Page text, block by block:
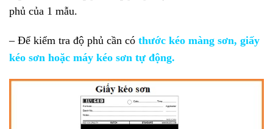
phủ của 1 mẫu.
– Để kiểm tra độ phủ cần có thước kéo màng sơn, giấy
kéo sơn hoặc máy kéo sơn tự động.